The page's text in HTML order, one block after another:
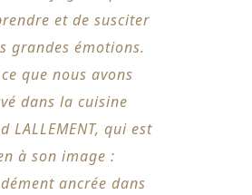
et de susciter
grandes émotions.
ce que nous avons
dans la cuisine
LALLEMENT, qui est
à son image :
ancrée dans